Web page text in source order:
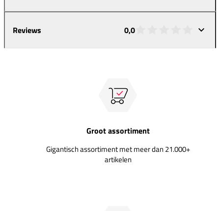
Reviews 0,0
Groot assortiment
Gigantisch assortiment met meer dan 21.000+
artikelen